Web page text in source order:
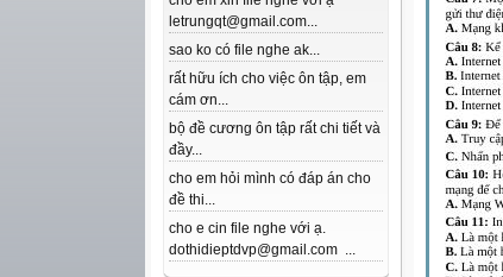
letrungqt@gmail.com...
sao ko có file nghe ak...
rất hữu ích cho việc ôn tập, em
cám ơn...
bộ đề cương ôn tập rất chi tiết và
đầy...
cho em hỏi mình có đáp án cho
đề thi...
cho e cin file nghe với ạ.
dothidieptdvp@gmail.com ...